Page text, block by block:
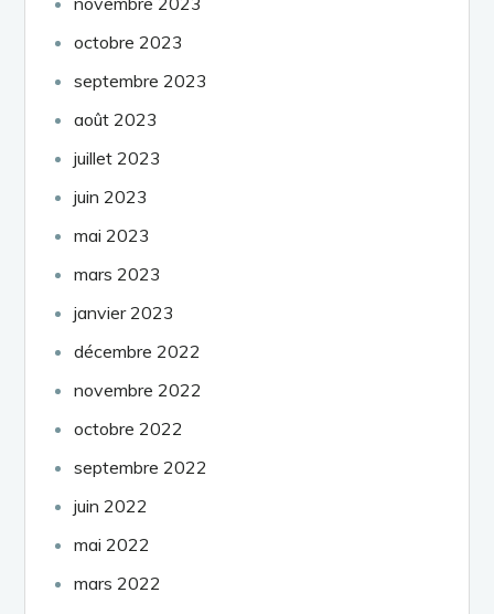
octobre 2023
septembre 2023
août 2023
juillet 2023
juin 2023
mai 2023
mars 2023
janvier 2023
décembre 2022
novembre 2022
octobre 2022
septembre 2022
juin 2022
mai 2022
mars 2022